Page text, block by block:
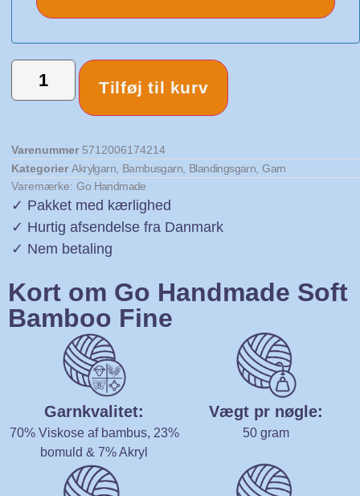
Tilføj til kurv
Varenummer 5712006174214
Kategorier Akrylgarn Bambusgarn Blandingsgarn ,Garn
Varemærke:Go Handmade
✓ Pakket med kærlighed
✓ Hurtig afsendelse fra Danmark
✓ Nem betaling
Kort om Go Handmade Soft
Bamboo Fine
Garnkvalitet:
70% Viskose af bambus, 23%
bomuld & 7% Akryl
Vægt pr nøgle:
50 gram